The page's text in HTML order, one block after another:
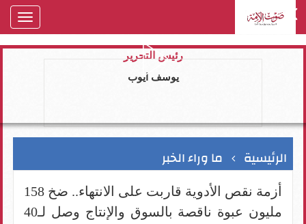
رئيس التحرير
يوسف ايوب
الرئيسية ما وراء الخبر
أزمة نقص الأدوية قاربت على الانتهاء.. ضخ 158
مليون عبوة ناقصة بالسوق والإنتاج وصل لـ40